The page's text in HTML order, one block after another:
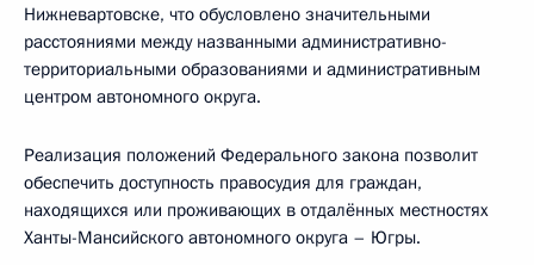
Нижневартовске, что обусловлено значительными
расстояниями между названными административно-
территориальными образованиями и административным
центром автономного округа.
Реализация положений Федерального закона позволит
обеспечить доступность правосудия для граждан,
находящихся или проживающих в отдалённых местностях
Ханты-Мансийского автономного округа – Югры.